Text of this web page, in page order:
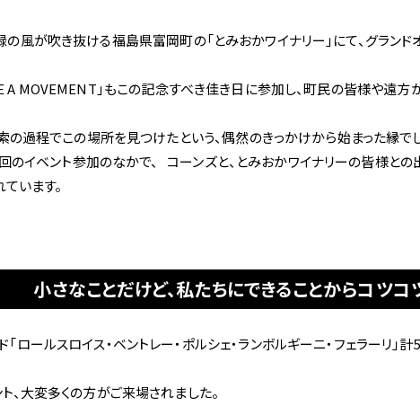
買取・査定
アフターサービス
の風が吹き抜ける福島県富岡町の「とみおかワイナリー」にて、グラ
MOVEMENT」もこの記念すべき佳き日に参加し、町民の皆様や遠方
過程でこの場所を見つけたという、偶然のきっかけから始まった縁で
イベント参加のなかで、   コーンズと、とみおかワイナリーの皆様と
います。
小さなことだけど、私たちにできることからコツコ
ロールスロイス・ベントレー・ポルシェ・ランボルギーニ・フェラーリ」
、大変多くの方がご来場されました。